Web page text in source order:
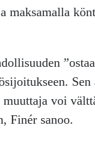
maksamalla
muuttaja voi
Finér sanoo.